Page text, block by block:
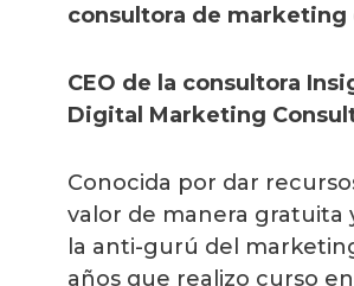
consultora de
CEO de la consultora
Digital Marketing
Conocida por dar
valor de manera gratuita
la anti-gurú del
años que realizo curso en